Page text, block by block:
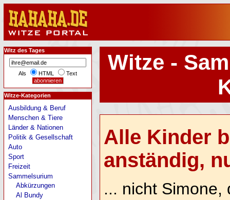
Witze -
Alle Kinder
anständig,
... nicht Simone,
Witz des Tages
Als HTML Text
Witze-Kategorien
Ausbildung & Beruf
Menschen & Tiere
Länder & Nationen
Politik & Gesellschaft
Auto
Sport
Freizeit
Sammelsurium
Abkürzungen
Al Bundy